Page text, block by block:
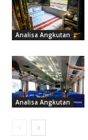
Analisa Angkutan
Analisa Angkutan